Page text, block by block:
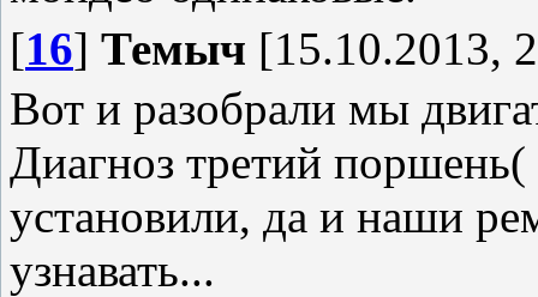
[16] Темыч [15.10.2013,
Вот и разобрали мы
Диагноз третий
установили, да и наши
узнавать...